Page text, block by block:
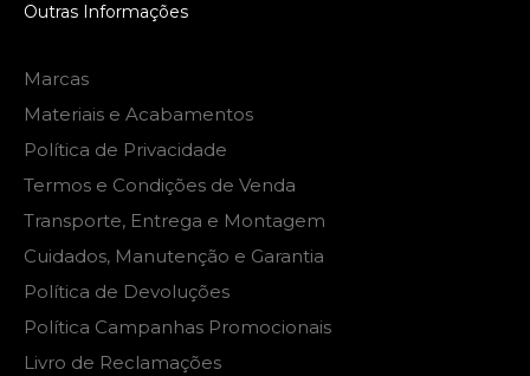
Outras Informações
Marcas
Materiais e Acabamentos
Política de Privacidade
Termos e Condições de Venda
Transporte, Entrega e Montagem
Cuidados, Manutenção e Garantia
Política de Devoluções
Política Campanhas Promocionais
Livro de Reclamações